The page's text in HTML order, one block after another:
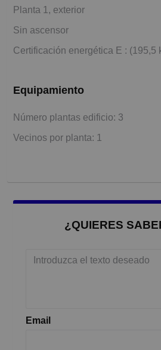
Planta 1, exterior
Sin ascensor
Certificación energética E : (195,5
Equipamiento
Número plantas edificio: 3
Vecinos por planta: 1
¿QUIERES
Email